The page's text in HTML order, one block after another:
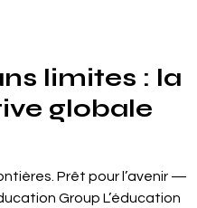
limites : la
globale
Prêt pour l’avenir —
Group L’éducation